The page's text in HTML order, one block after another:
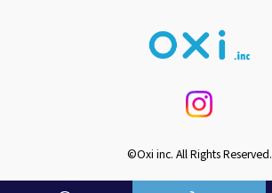
©Oxi inc. All Rights Reserved.